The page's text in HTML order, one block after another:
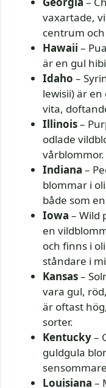
vaxartade,
centrum
Hawaii –
är en gul
Idaho –
lewisii) är
vita,
Illinois–
odlade
vårblommor.
Indiana –
blommar i
både som
Iowa – Wild
en
och finns i
ståndare i
Kansas–
vara gul,
är oftast
sorter.
Kentucky–
guldgula
Louisiana –